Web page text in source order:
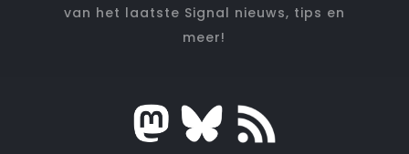
van het laatste Signal nieuws, tips en
meer!